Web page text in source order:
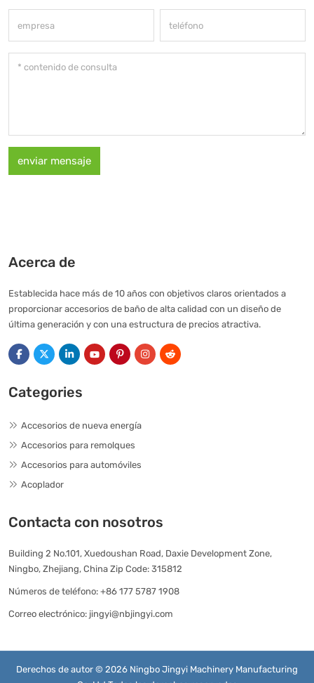
enviar mensaje
Acerca de
Establecida hace más de 10 años con objetivos claros orientados a
proporcionar accesorios de baño de alta calidad con un diseño de
última generación y con una estructura de precios atractiva.
Categories
Accesorios de nueva energía
Accesorios para remolques
Accesorios para automóviles
Acoplador
Contacta con nosotros
Building 2 No.101, Xuedoushan Road, Daxie Development Zone,
Ningbo, Zhejiang, China Zip Code: 315812
Números de teléfono: +86 177 5787 1908
Correo electrónico: jingyi@nbjingyi.com
Derechos de autor © 2026 Ningbo Jingyi Machinery Manufacturing